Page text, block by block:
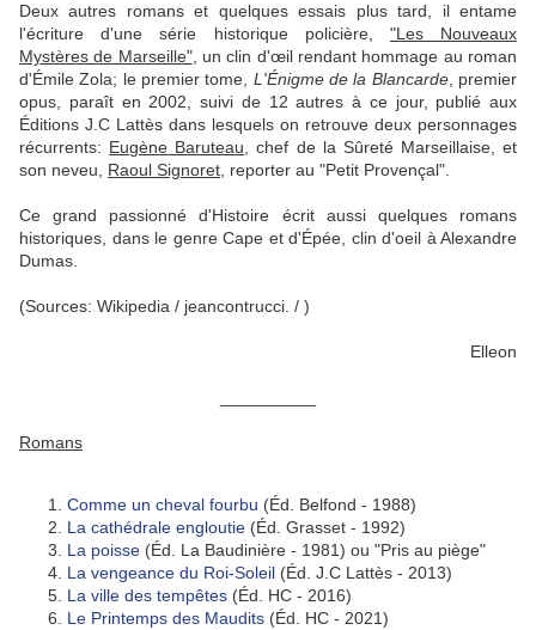
Deux autres romans et quelques essais plus tard, il entame
l'écriture d'une série historique policière, "Les Nouveaux
Mystères de Marseille", un clin d'œil rendant hommage au roman
d'Émile Zola; le premier tome, L'Énigme de la Blancarde, premier
opus, paraît en 2002, suivi de 12 autres à ce jour, publié aux
Éditions J.C Lattès dans lesquels on retrouve deux personnages
récurrents: Eugène Baruteau,
chef de la Sûreté Marseillaise, et
son neveu, Raoul Signoret , reporter au "Petit Provençal".
Ce grand passionné d'Histoire écrit aussi quelques romans
historiques, dans le genre Cape et d'Épée, clin d'oeil à Alexandre
Dumas.
(Sources: Wikipedia / jeancontrucci. / )
Elleon
Romans
Comme un cheval fourbu (Éd. Belfond - 1988)
La cathédrale engloutie (Éd. Grasset - 1992)
La poisse (Éd. La Baudinière - 1981) ou "Pris au piège"
La vengeance du Roi-Soleil (Éd. J.C Lattès - 2013)
La ville des tempêtes (Éd. HC - 2016)
Le Printemps des Maudits (Éd. HC - 2021)